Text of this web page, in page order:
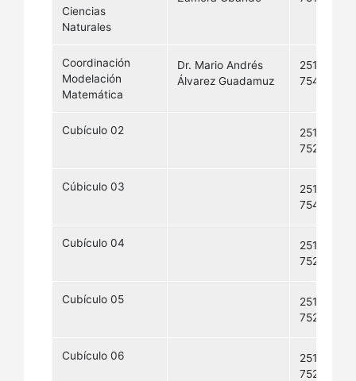
Ciencias
Naturales
Coordinación
Modelación
Matemática
Dr. Mario Andrés
Álvarez Guadamuz
2511-
7542
Cubículo 02
2511-
7522
Cúbiculo 03
2511-
7544
Cubículo 04
2511-
7527
Cubículo 05
2511-
7528
Cubículo 06
2511-
7529